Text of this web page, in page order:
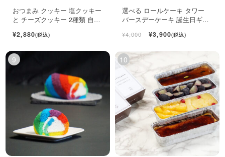
おつまみ クッキー 塩クッキー
と チーズクッキー 2種類 自宅
¥2,880(税込)
選べる ロールケーキ タワー
バースデーケーキ 誕生日ギフ
¥4,000 ¥3,900(税込)